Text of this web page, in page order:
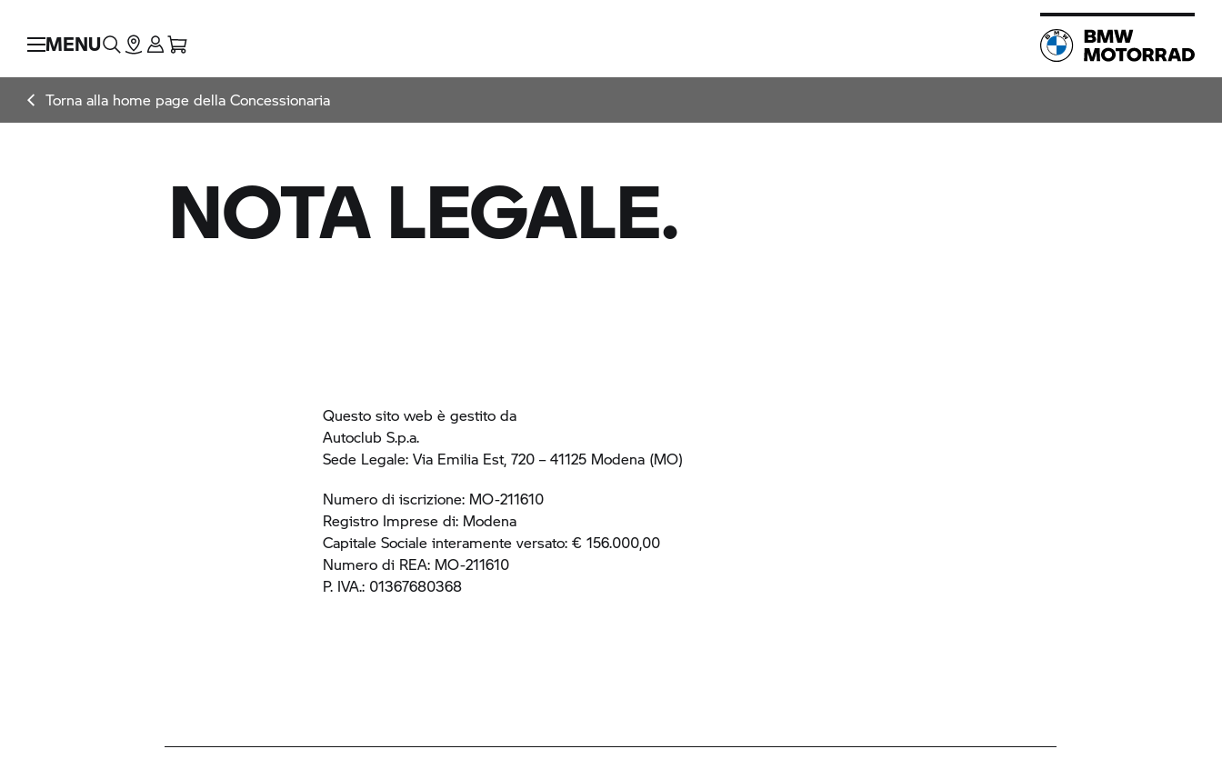
MENU
Torna alla home page della Concessionaria
NOTA LEGALE.
Questo sito web è gestito da
Autoclub S.p.a.
Sede Legale: Via Emilia Est, 720 – 41125 Modena (MO)
Numero di iscrizione: MO-211610
Registro Imprese di: Modena
Capitale Sociale interamente versato: € 156.000,00
Numero di REA: MO-211610
P. IVA.: 01367680368